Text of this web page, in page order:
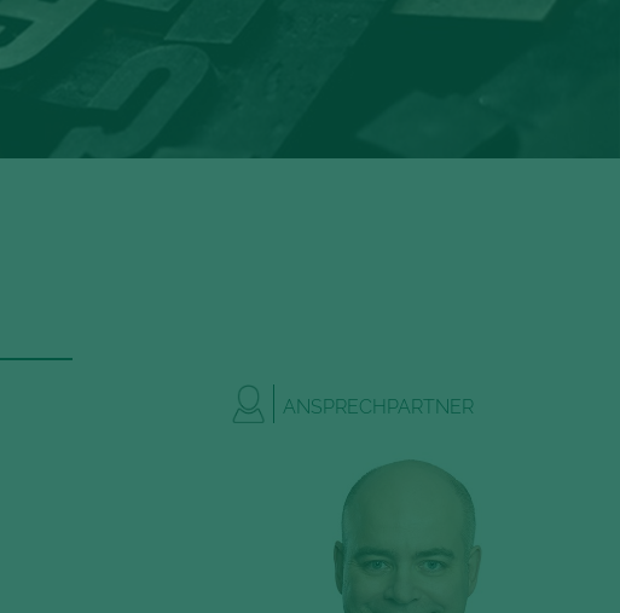
ANSPRECHPARTNER